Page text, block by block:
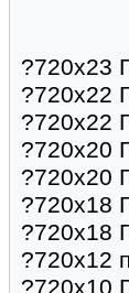
?720х23
?720х22
?720х22
?720х20
?720х20
?720х18
?720х18
?720х12